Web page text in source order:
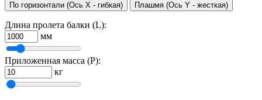
По горизонтали (Ось X - гибкая) Плашмя (Ось Y - жесткая)
Длина пролета балки (L):
мм
Приложенная масса (P):
кг